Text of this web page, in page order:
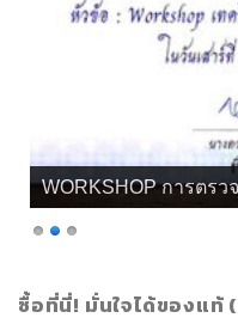
เกียรติบัตร จิวลี่ และ
ซื้อที่นี่! มั่นใจได้ของแท้